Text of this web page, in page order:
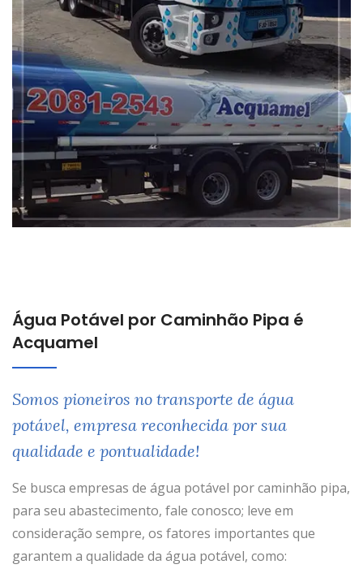
Água Potável por Caminhão Pipa é
Acquamel
Somos pioneiros no transporte de água
potável, empresa reconhecida por sua
qualidade e pontualidade!
Se busca empresas de água potável por caminhão pipa,
para seu abastecimento, fale conosco; leve em
consideração sempre, os fatores importantes que
garantem a qualidade da água potável, como: